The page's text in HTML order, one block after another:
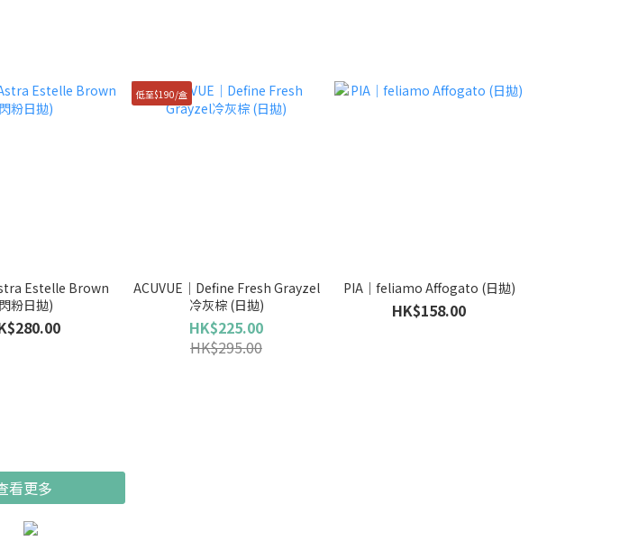
Estelle Brown
粉日拋)
低至$190/盒
ACUVUE｜Define Fresh Grayzel
冷灰棕 (日拋)
HK$225.00
HK$295.00
PIA｜feliamo Affogato (日拋)
HK$158.00
看更多